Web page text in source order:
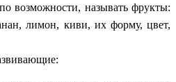
возможности, называть фрукты:
лимон, киви, их форму, цвет,